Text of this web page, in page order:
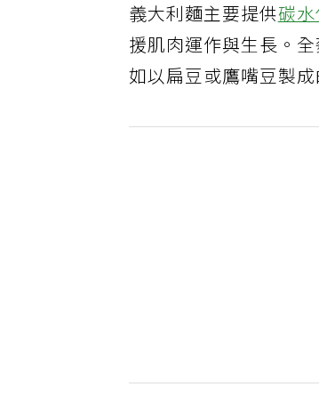
義大利麵主要提供碳
援肌肉運作與生長。
如以扁豆或鷹嘴豆製